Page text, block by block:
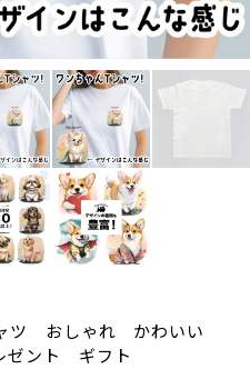
ャツ おしゃれ かわいい
ント ギフト